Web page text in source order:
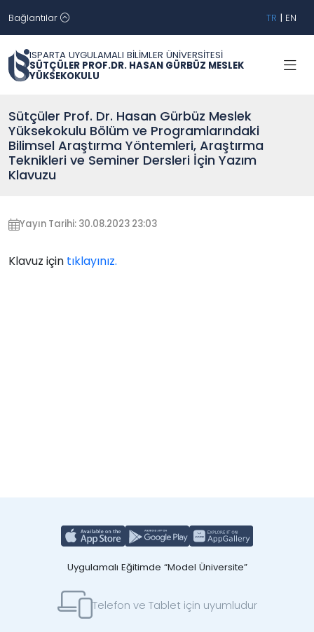
Bağlantılar TR | EN
ISPARTA UYGULAMALI BİLİMLER ÜNİVERSİTESİ
SÜTÇÜLER PROF.DR. HASAN GÜRBÜZ MESLEK
YÜKSEKOKULU
Sütçüler Prof. Dr. Hasan Gürbüz Meslek
Yüksekokulu Bölüm ve Programlarındaki
Bilimsel Araştırma Yöntemleri, Araştırma
Teknikleri ve Seminer Dersleri İçin Yazım
Klavuzu
Yayın Tarihi: 30.08.2023 23:03
Klavuz için tıklayınız.
Uygulamalı Eğitimde “Model Üniversite”
Telefon ve Tablet için uyumludur